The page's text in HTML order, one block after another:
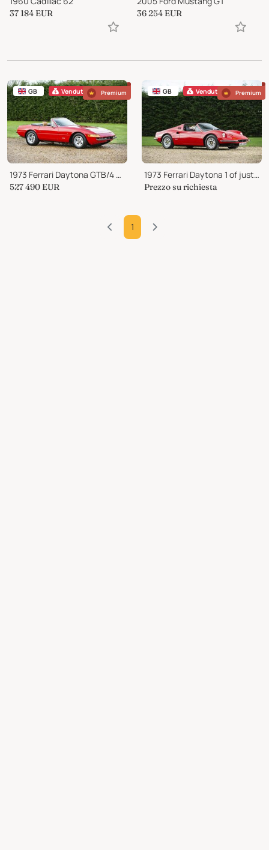
37 184 EUR 36 254 EUR
GB Venduto Premium
1973 Ferrari Daytona GTB/4 Model History
527 490 EUR
GB Venduto Premium
1973 Ferrari Daytona 1 of just 8 with Daytona style seat
Prezzo su richiesta
1